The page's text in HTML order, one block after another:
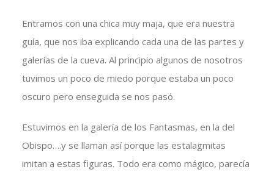
Entramos con una chica muy maja, que era nuestra
guía, que nos iba explicando cada una de las partes y
galerías de la cueva. Al principio algunos de nosotros
tuvimos un poco de miedo porque estaba un poco
oscuro pero enseguida se nos pasó.
Estuvimos en la galería de los Fantasmas, en la del
Obispo….y se llaman así porque las estalagmitas
imitan a estas figuras. Todo era como mágico, parecía